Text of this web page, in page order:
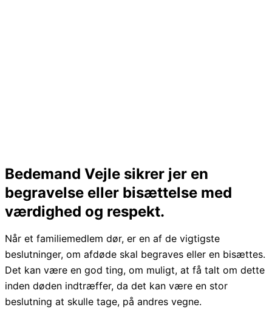
Bedemand Vejle sikrer jer en
begravelse eller bisættelse med
værdighed og respekt.
Når et familiemedlem dør, er en af de vigtigste
beslutninger, om afdøde skal begraves eller en bisættes.
Det kan være en god ting, om muligt, at få talt om dette
inden døden indtræffer, da det kan være en stor
beslutning at skulle tage, på andres vegne.